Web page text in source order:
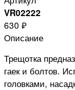
VR02222
630 ₽
Описание
Трещотка
гаек и болтов.
головками,